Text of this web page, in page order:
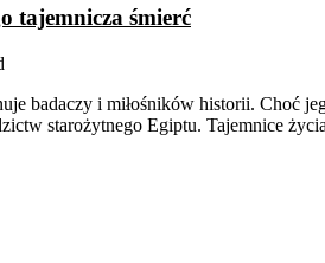
tajemnicza śmierć
badaczy i miłośników historii. Choć
starożytnego Egiptu. Tajemnice